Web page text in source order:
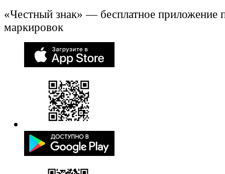
«Честный знак» — бесплатное приложение
маркировок